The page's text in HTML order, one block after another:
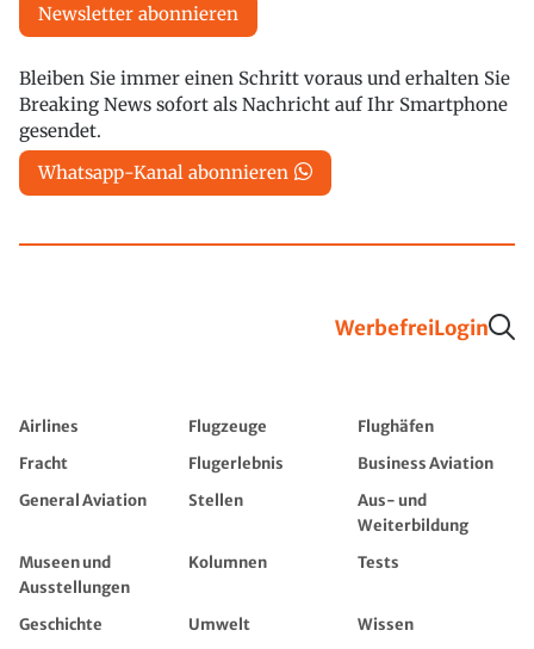
Newsletter abonnieren
Bleiben Sie immer einen Schritt voraus und erhalten Sie
Breaking News sofort als Nachricht auf Ihr Smartphone
gesendet.
Whatsapp-Kanal abonnieren
WerbefreiLogin
Airlines Flugzeuge
Flughäfen
Fracht
Flugerlebnis
Business Aviation
General Aviation
Stellen
Aus- und
Weiterbildung
Museen und
Ausstellungen
Kolumnen Tests
Geschichte Umwelt
Wissen